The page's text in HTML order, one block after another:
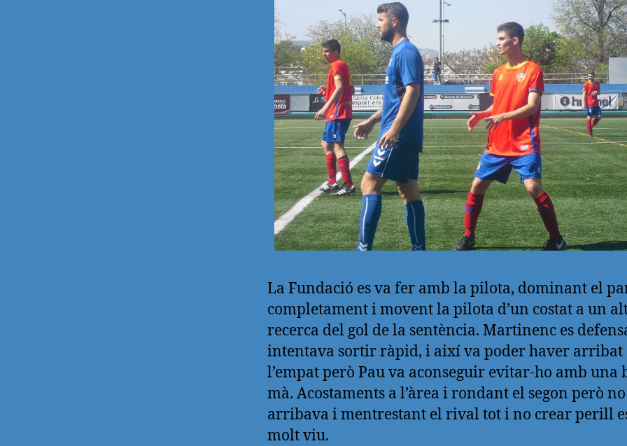
La Fundació es va fer amb la pilota, dominant el
completament i movent la pilota d’un costat a un
recerca del gol de la sentència. Martinenc es
intentava sortir ràpid, i així va poder haver arribat
l’empat però Pau va aconseguir evitar-ho amb una
mà. Acostaments a l’àrea i rondant el segon però no
arribava i mentrestant el rival tot i no crear perill
molt viu.